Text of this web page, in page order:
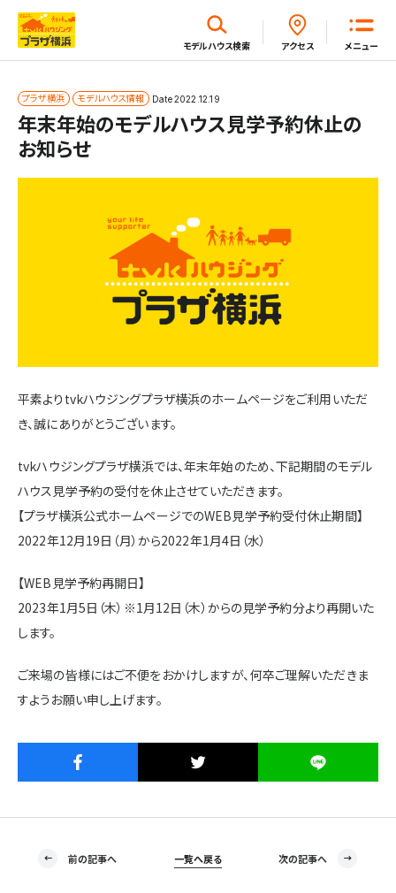
メニュー
モデルハウス検索 アクセス
プラザ横浜 モデルハウス情報 Date2022.12.19
年末年始のモデルハウス見学予約休止の
お知らせ
平素よりtvkハウジングプラザ横浜のホームページをご利用いただ
き、誠にありがとうございます。
tvkハウジングプラザ横浜では、年末年始のため、下記期間のモデル
ハウス見学予約の受付を休止させていただきます。
【プラザ横浜公式ホームページでのWEB見学予約受付休止期間】
2022年12月19日（月）から2022年1月4日（水）
【WEB見学予約再開日】
2023年1月5日（木）※1月12日（木）からの見学予約分より再開いた
します。
ご来場の皆様にはご不便をおかけしますが、何卒ご理解いただきま
すようお願い申し上げます。
前の記事へ 一覧へ戻る 次の記事へ
閉じる
ホーム
モデルハウス一覧
イベント・セミナー・キャンペーン一覧
施設・サービス
アクセス
ハウスメーカーの登録数
31社 55棟